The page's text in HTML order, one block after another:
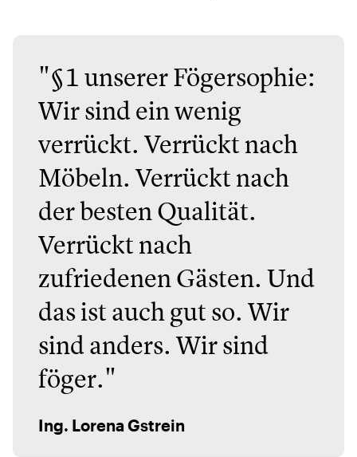
"§1 unserer Fögersophie:
Wir sind ein wenig
verrückt. Verrückt nach
Möbeln. Verrückt nach
der besten Qualität.
Verrückt nach
zufriedenen Gästen. Und
das ist auch gut so. Wir
sind anders. Wir sind
föger."
Ing. Lorena Gstrein